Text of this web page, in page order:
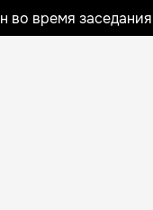
во время